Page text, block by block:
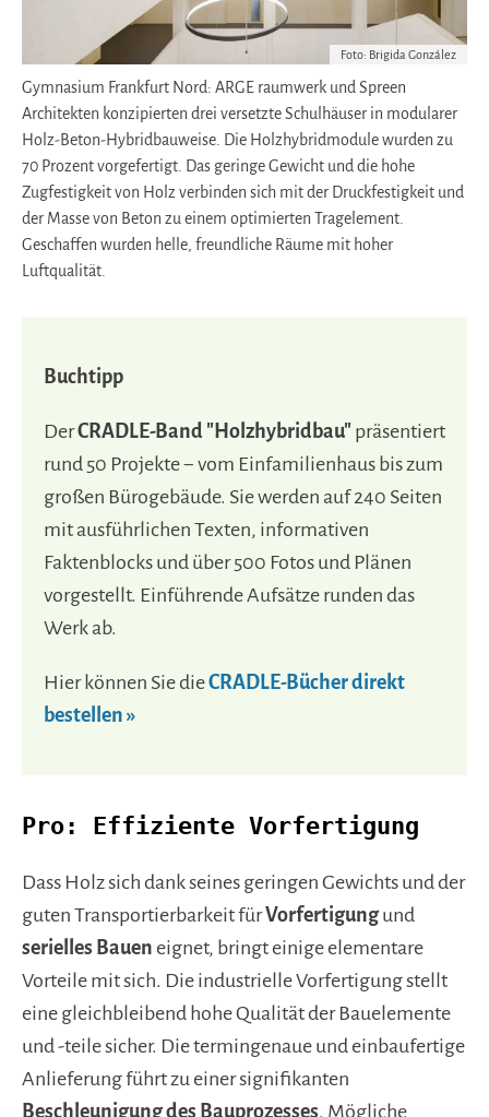
Gymnasium Frankfurt Nord: ARGE raumwerk und Spreen
Architekten konzipierten drei versetzte Schulhäuser in modularer
Holz-Beton-Hybridbauweise. Die Holzhybridmodule wurden zu
70 Prozent vorgefertigt. Das geringe Gewicht und die hohe
Zugfestigkeit von Holz verbinden sich mit der Druckfestigkeit und
der Masse von Beton zu einem optimierten Tragelement.
Geschaffen wurden helle, freundliche Räume mit hoher
Luftqualität.
Foto: Brigida González
Buchtipp
DerCRADLE-Band "Holzhybridbau" präsentiert
rund 50 Projekte − vom Einfamilienhaus bis zum
großen Bürogebäude. Sie werden auf 240 Seiten
mit ausführlichen Texten, informativen
Faktenblocks und über 500 Fotos und Plänen
vorgestellt. Einführende Aufsätze runden das
Werk ab.
Hier können Sie dieCRADLE-Bücher direkt
bestellen »
Pro: Effiziente Vorfertigung
Dass Holz sich dank seines geringen Gewichts und der
guten Transportierbarkeit fürVorfertigungund
serielles Bauen eignet, bringt einige elementare
Vorteile mit sich. Die industrielle Vorfertigung stellt
eine gleichbleibend hohe Qualität der Bauelemente
und -teile sicher. Die termingenaue und einbaufertige
Anlieferung führt zu einer signifikanten
Beschleunigung des Bauprozesses. Mögliche